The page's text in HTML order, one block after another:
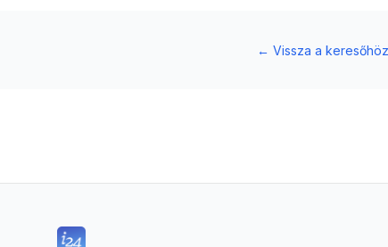
← Vissza a keresőhöz